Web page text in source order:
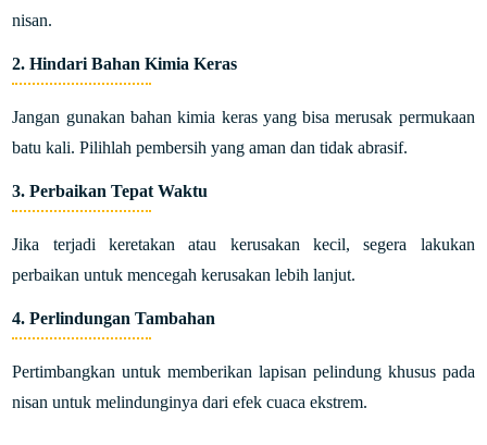
nisan.
2. Hindari Bahan Kimia Keras
Jangan gunakan bahan kimia keras yang bisa merusak permukaan
batu kali. Pilihlah pembersih yang aman dan tidak abrasif.
3. Perbaikan Tepat Waktu
Jika terjadi keretakan atau kerusakan kecil, segera lakukan
perbaikan untuk mencegah kerusakan lebih lanjut.
4. Perlindungan Tambahan
Pertimbangkan untuk memberikan lapisan pelindung khusus pada
nisan untuk melindunginya dari efek cuaca ekstrem.